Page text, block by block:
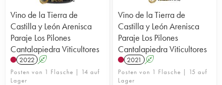
Vino de la Tierra de
Castilla y León Arenisca
Paraje Los Pilones
Cantalapiedra Viticultores
2022 A
Posten von 1 Flasche | 14 auf
Lager
Vino de la Tierra de
Castilla y León Arenisca
Paraje Los Pilones
Cantalapiedra Viticultores
2021 A
Posten von 1 Flasche | 15 auf
Lager